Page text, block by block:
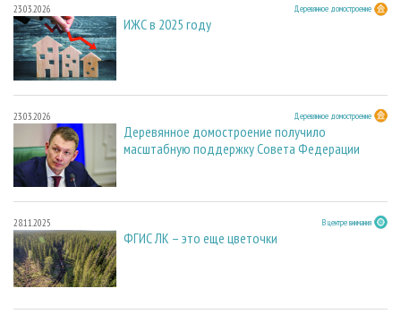
23.03.2026 Деревянное домостроение
ИЖС в 2025 году
23.03.2026 Деревянное домостроение
Деревянное домостроение получило
масштабную поддержку Совета Федерации
28.11.2025 В центре внимания
ФГИС ЛК – это еще цветочки